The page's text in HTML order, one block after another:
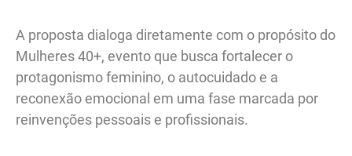
A proposta dialoga diretamente com o propósito do
Mulheres 40+, evento que busca fortalecer o
protagonismo feminino, o autocuidado e a
reconexão emocional em uma fase marcada por
reinvenções pessoais e profissionais.